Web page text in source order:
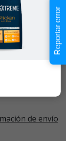
Cantidad:
de envío
Reportar error